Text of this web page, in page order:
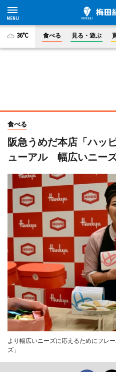
36°C 食べる 見る・遊ぶ
食べる
阪急うめだ本店「ハッ
ューアル 幅広いニー
より幅広いニーズに応えるためにフレ
ズ」